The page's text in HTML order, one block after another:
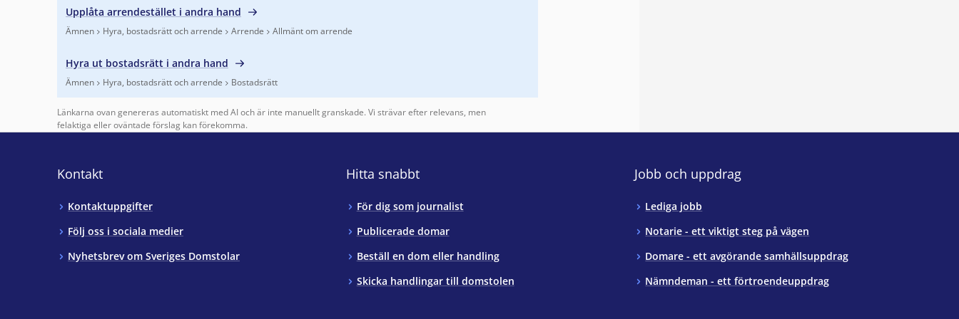
Upplåta arrendestället i andra hand
Ämnen Hyra, bostadsrätt och arrende Arrende Allmänt om arrende
Hyra ut bostadsrätt i andra hand
Ämnen Hyra, bostadsrätt och arrende Bostadsrätt
Länkarna ovan genereras automatiskt med AI och är inte manuellt granskade. Vi strävar efter relevans, men
felaktiga eller oväntade förslag kan förekomma.
Kontakt
Kontaktuppgifter
Följ oss i sociala medier
Nyhetsbrev om Sveriges Domstolar
Hitta snabbt
För dig som journalist
Publicerade domar
Beställ en dom eller handling
Skicka handlingar till domstolen
Jobb och uppdrag
Lediga jobb
Notarie - ett viktigt steg på vägen
Domare - ett avgörande samhällsuppdrag
Nämndeman - ett förtroendeuppdrag